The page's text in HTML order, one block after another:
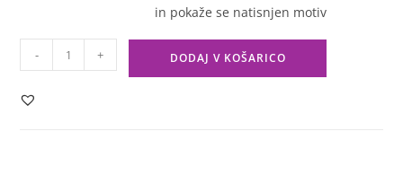
in pokaže se natisnjen motiv
- + DODAJ V KOŠARICO